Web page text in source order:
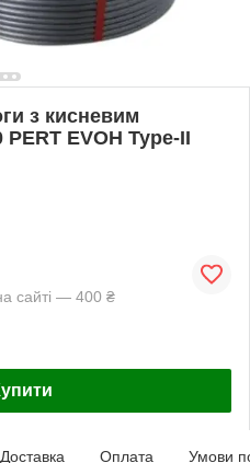
з кисневим
EVOH Type-II
сайті — 400 ₴
Доставка Оплата Умови